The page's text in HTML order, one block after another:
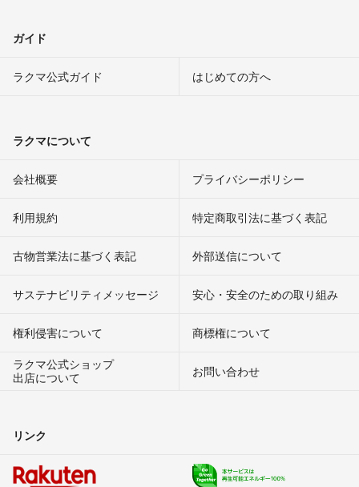
ガイド
ラクマ公式ガイド はじめての方へ
ラクマについて
会社概要 プライバシーポリシー
利用規約 特定商取引法に基づく表記
古物営業法に基づく表記 外部送信について
サステナビリティメッセージ 安心・安全のための取り組み
権利侵害について
商標権について
ラクマ公式ショップ
出店について
お問い合わせ
リンク